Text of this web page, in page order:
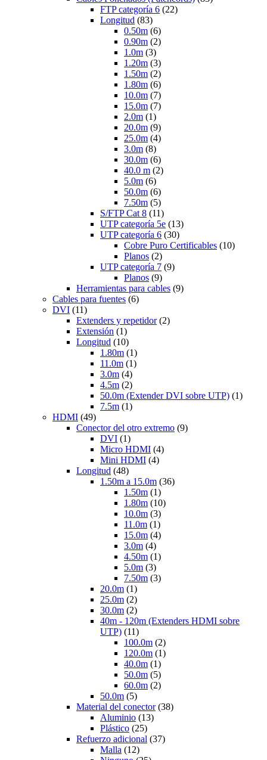
FTP categoría 6 (22)
Longitud (83)
0.50m (6)
0.90m (2)
1.0m (3)
1.20m (3)
1.50m (2)
1.80m (6)
10.0m (7)
15.0m (7)
2.0m (1)
20.0m (9)
25.0m (4)
3.0m (8)
30.0m (6)
40.0 m (2)
5.0m (6)
50.0m (6)
7.50m (5)
S/FTP Cat 8 (11)
UTP categoría 5e (13)
UTP categoría 6 (30)
Cobre Puro Certificables (10)
Planos (2)
UTP categoría 7 (9)
Planos (9)
Herramientas para cables (9)
Cables para fuentes (6)
DVI (11)
Extenders y repetidor (2)
Extensión (1)
Longitud (10)
1.80m (1)
11.0m (1)
3.0m (4)
4.5m (2)
50.0m (Extender DVI sobre UTP) (1)
7.5m (1)
HDMI (49)
Conector del otro extremo (9)
DVI (1)
Micro HDMI (4)
Mini HDMI (4)
Longitud (48)
1.50m a 15.0m (36)
1.50m (1)
1.80m (10)
10.0m (3)
11.0m (1)
15.0m (4)
3.0m (4)
4.50m (1)
5.0m (3)
7.50m (3)
20.0m (1)
25.0m (2)
30.0m (2)
40m - 120m (Extenders HDMI sobre
UTP) (11)
100.0m (2)
120.0m (1)
40.0m (1)
50.0m (5)
60.0m (2)
50.0m (5)
Material del conector (38)
Aluminio (13)
Plástico (25)
Refuerzo adicional (37)
Malla (12)